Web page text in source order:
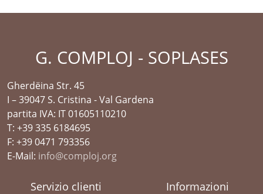
G. COMPLOJ - SOPLASES
Gherdëina Str. 45
I – 39047 S. Cristina - Val Gardena
partita IVA: IT 01605110210
T: +39 335 6184695
F: +39 0471 793356
E-Mail: info@comploj.org
Servizio clienti Informazioni